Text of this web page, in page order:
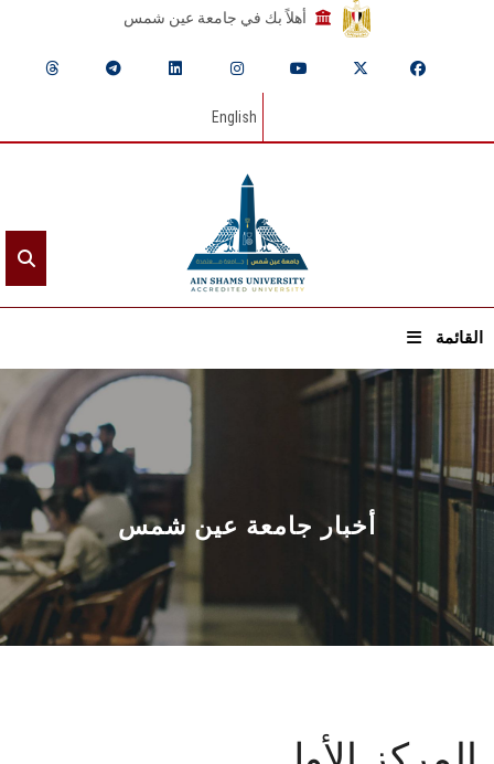
أهلاً بك في جامعة عين شمس
English
القائمة
الرئيسيـة
عن الجامعة
القطاعـات
الشئون الأكاديمية
البحث العلمي
أخبار جامعة عين شمس